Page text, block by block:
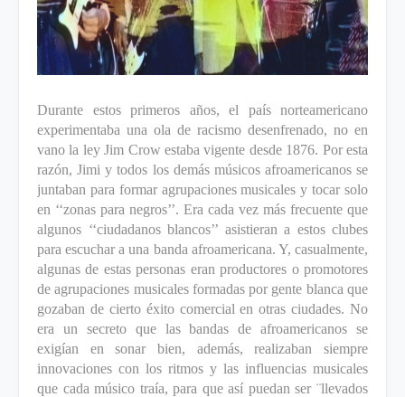
Durante estos primeros años, el país norteamericano
experimentaba una ola de racismo desenfrenado, no en
vano la ley Jim Crow estaba vigente desde 1876. Por esta
razón, Jimi y todos los demás músicos afroamericanos se
juntaban para formar agrupaciones musicales y tocar solo
en ‘‘zonas para negros’’. Era cada vez más frecuente que
algunos ‘‘ciudadanos blancos’’ asistieran a estos clubes
para escuchar a una banda afroamericana. Y, casualmente,
algunas de estas personas eran productores o promotores
de agrupaciones musicales formadas por gente blanca que
gozaban de cierto éxito comercial en otras ciudades. No
era un secreto que las bandas de afroamericanos se
exigían en sonar bien, además, realizaban siempre
innovaciones con los ritmos y las influencias musicales
que cada músico traía, para que así puedan ser ¨llevados